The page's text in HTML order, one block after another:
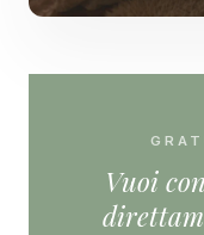
Vuoi